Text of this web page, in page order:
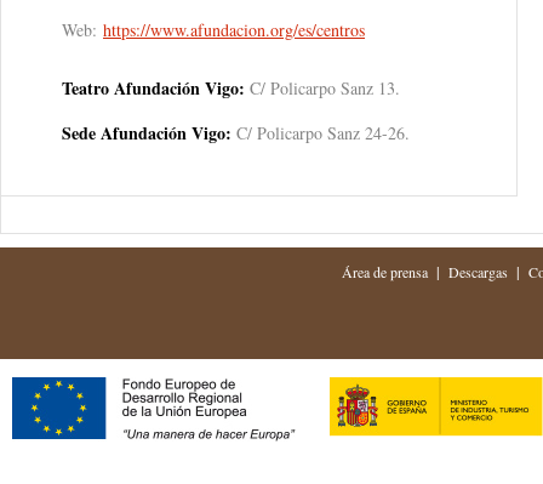
Web: https://www.afundacion.org/es/centros
Teatro Afundación Vigo: C/ Policarpo Sanz 13.
Sede Afundación Vigo: C/ Policarpo Sanz 24-26.
Área de prensa| Descargas |